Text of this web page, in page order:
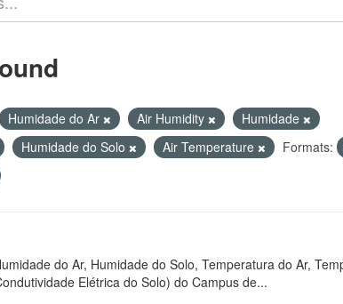
Humidade do Ar Air Humidity
Humidade
Humidade do Solo Air Temperature Formats:
do Ar, Humidade do Solo, Temperatura do Ar,
Elétrica do Solo) do Campus de...